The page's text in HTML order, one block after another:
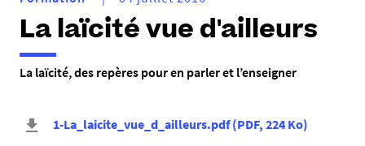
La laïcité vue d'ailleurs
La laïcité, des repères pour en parler et l’enseigner
1-La_laicite_vue_d_ailleurs.pdf(PDF, 224 Ko)